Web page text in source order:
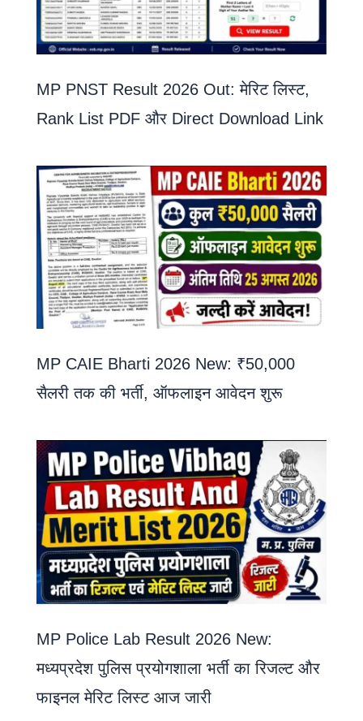
MP PNST Result 2026 Out: मेरिट लिस्ट,
Rank List PDF और Direct Download Link
MP CAIE Bharti 2026 New: ₹50,000
सैलरी तक की भर्ती, ऑफलाइन आवेदन शुरू
MP Police Lab Result 2026 New:
मध्यप्रदेश पुलिस प्रयोगशाला भर्ती का रिजल्ट और
फाइनल मेरिट लिस्ट आज जारी